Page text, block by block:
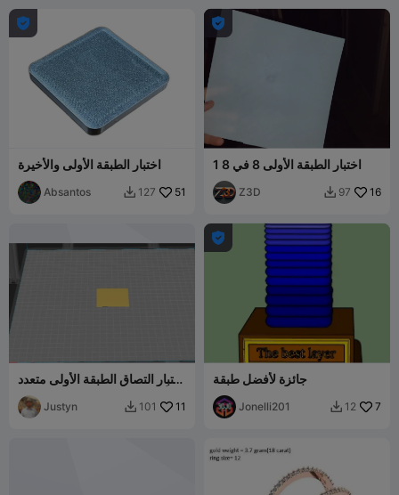

اختبار الطبقة الأولى والأخيرة
Absantos  127 51

1 اختبار الطبقة الأولى 8 في 8
Z3D  97 16
اختبار التصاق الطبقة الأولى متعدد
Justyn  101 11

جائزة لأفضل طبقة
Jonelli201  12 7